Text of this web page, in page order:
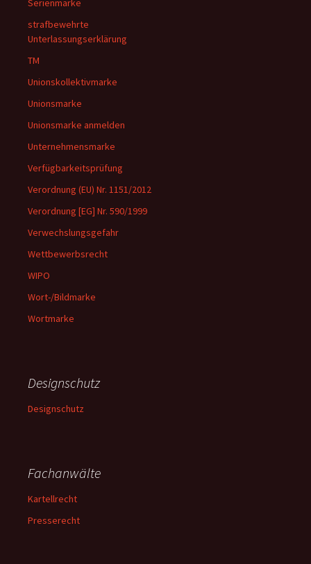
Serienmarke
strafbewehrte
Unterlassungserklärung
TM
Unionskollektivmarke
Unionsmarke
Unionsmarke anmelden
Unternehmensmarke
Verfügbarkeitsprüfung
Verordnung (EU) Nr. 1151/2012
Verordnung [EG] Nr. 590/1999
Verwechslungsgefahr
Wettbewerbsrecht
WIPO
Wort-/Bildmarke
Wortmarke
Designschutz
Designschutz
Fachanwälte
Kartellrecht
Presserecht